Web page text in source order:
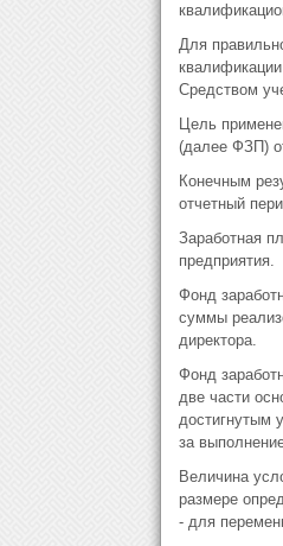
Для
Средством
Цель
(далее ФЗП)
Конечным
отчетный
Заработная
предприятия.
Фонд
суммы
директора.
Фонд
две части
достигнутым
за
Величина
размере
- для